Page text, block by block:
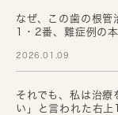
なぜ、この歯の根
1・2番、難症例の
2026.01.09
それでも、私は治
い」と言われた右